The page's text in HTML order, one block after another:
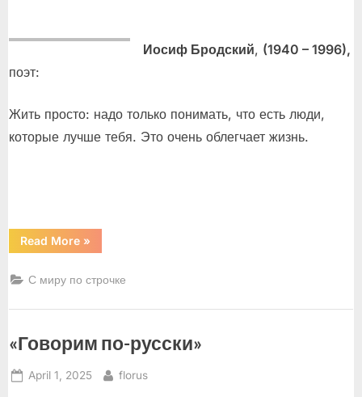
Иосиф Бродский, (1940 – 1996),
поэт:
Жить просто: надо только понимать, что есть люди,
которые лучше тебя. Это очень облегчает жизнь.
Read More“Бродский,
Иличевский,
Шевченко,
»
С миру по строчке
«Говорим по-русски»
Posted
April 1, 2025 By
florus